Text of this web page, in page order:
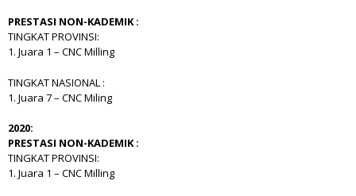
PRESTASI NON-KADEMIK :
TINGKAT PROVINSI:
1. Juara 1 – CNC Milling
TINGKAT NASIONAL :
1. Juara 7 – CNC Miling
2020:
PRESTASI NON-KADEMIK :
TINGKAT PROVINSI:
1. Juara 1 – CNC Milling